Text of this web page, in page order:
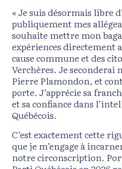
« Je suis désormais libre
publiquement mes
souhaite mettre mon
expériences directement
cause commune et des
Verchères. Je seconderai
Pierre Plamondon, et
porte. J’apprécie sa
et sa confiance dans
Québécois.
C’est exactement cette
que je m’engage à
notre circonscription.